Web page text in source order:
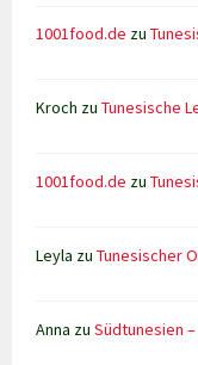
1001food.de zu
Kroch zuTunesische
1001food.de zu
Leyla zuTunesischer
Anna zuSüdtunesien